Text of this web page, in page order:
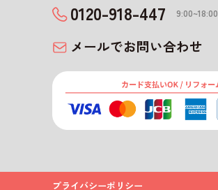
0120-918-447 9:00~18:00
メールでお問い合わせ
プライバシーポリシー